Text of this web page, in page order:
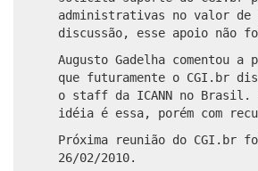
administrativas no valor de
discussão, esse apoio não
Augusto Gadelha comentou a
que futuramente o CGI.br
o staff da ICANN no Brasil.
idéia é essa, porém com
Próxima reunião do CGI.br
26/02/2010.